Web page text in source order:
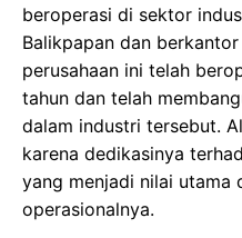
beroperasi di sektor
Balikpapan dan
perusahaan ini telah
tahun dan telah
dalam industri tersebut.
karena dedikasinya
yang menjadi nilai utama
operasionalnya.